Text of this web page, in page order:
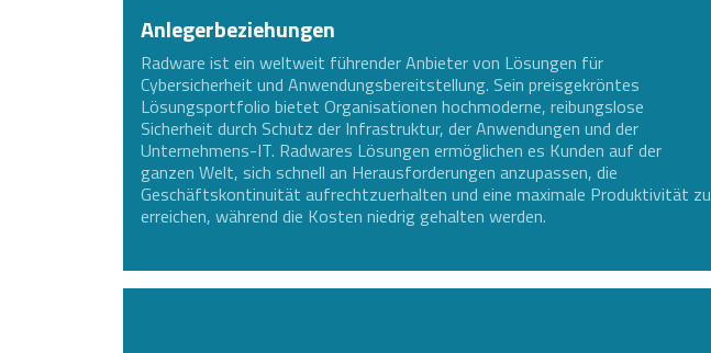
Anlegerbeziehungen
Radware ist ein weltweit führender Anbieter von Lösungen für
Cybersicherheit und Anwendungsbereitstellung. Sein preisgekröntes
Lösungsportfolio bietet Organisationen hochmoderne, reibungslose
Sicherheit durch Schutz der Infrastruktur, der Anwendungen und der
Unternehmens-IT. Radwares Lösungen ermöglichen es Kunden auf der
ganzen Welt, sich schnell an Herausforderungen anzupassen, die
Geschäftskontinuität aufrechtzuerhalten und eine maximale Produktivität zu
erreichen, während die Kosten niedrig gehalten werden.